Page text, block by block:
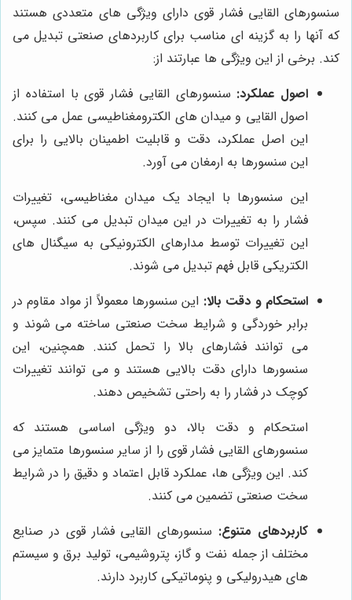
سنسورهای القایی فشار قوی دارای ویژگی های متعددی هستند
که آنها را به گزینه ای مناسب برای کاربردهای صنعتی تبدیل می
کند. برخی از این ویژگی ها عبارتند از:
اصول عملکرد: سنسورهای القایی فشار قوی با استفاده از
اصول القایی و میدان های الکترومغناطیسی عمل می کنند.
این اصل عملکرد، دقت و قابلیت اطمینان بالایی را برای
این سنسورها به ارمغان می آورد.
این سنسورها با ایجاد یک میدان مغناطیسی، تغییرات
فشار را به تغییرات در این میدان تبدیل می کنند. سپس،
این تغییرات توسط مدارهای الکترونیکی به سیگنال های
الکتریکی قابل فهم تبدیل می شوند.
استحکام و دقت بالا: این سنسورها معمولاً از مواد مقاوم در
برابر خوردگی و شرایط سخت صنعتی ساخته می شوند و
می توانند فشارهای بالا را تحمل کنند. همچنین، این
سنسورها دارای دقت بالایی هستند و می توانند تغییرات
کوچک در فشار را به راحتی تشخیص دهند.
استحکام و دقت بالا، دو ویژگی اساسی هستند که
سنسورهای القایی فشار قوی را از سایر سنسورها متمایز می
کند. این ویژگی ها، عملکرد قابل اعتماد و دقیق را در شرایط
سخت صنعتی تضمین می کنند.
کاربردهای متنوع: سنسورهای القایی فشار قوی در صنایع
مختلف از جمله نفت و گاز، پتروشیمی، تولید برق و سیستم
های هیدرولیکی و پنوماتیکی کاربرد دارند.